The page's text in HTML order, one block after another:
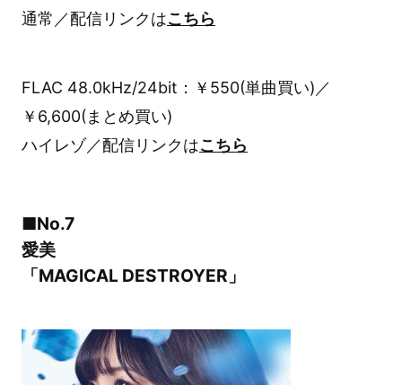
通常／配信リンクはこちら
FLAC 48.0kHz/24bit：￥550(単曲買い)／
￥6,600(まとめ買い)
ハイレゾ／配信リンクはこちら
■No.7
愛美
「MAGICAL DESTROYER」